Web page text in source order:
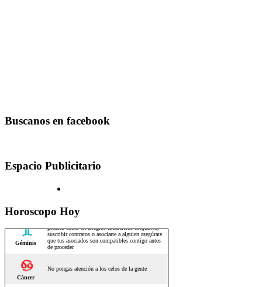
Buscanos en facebook
Espacio Publicitario
Horoscopo Hoy